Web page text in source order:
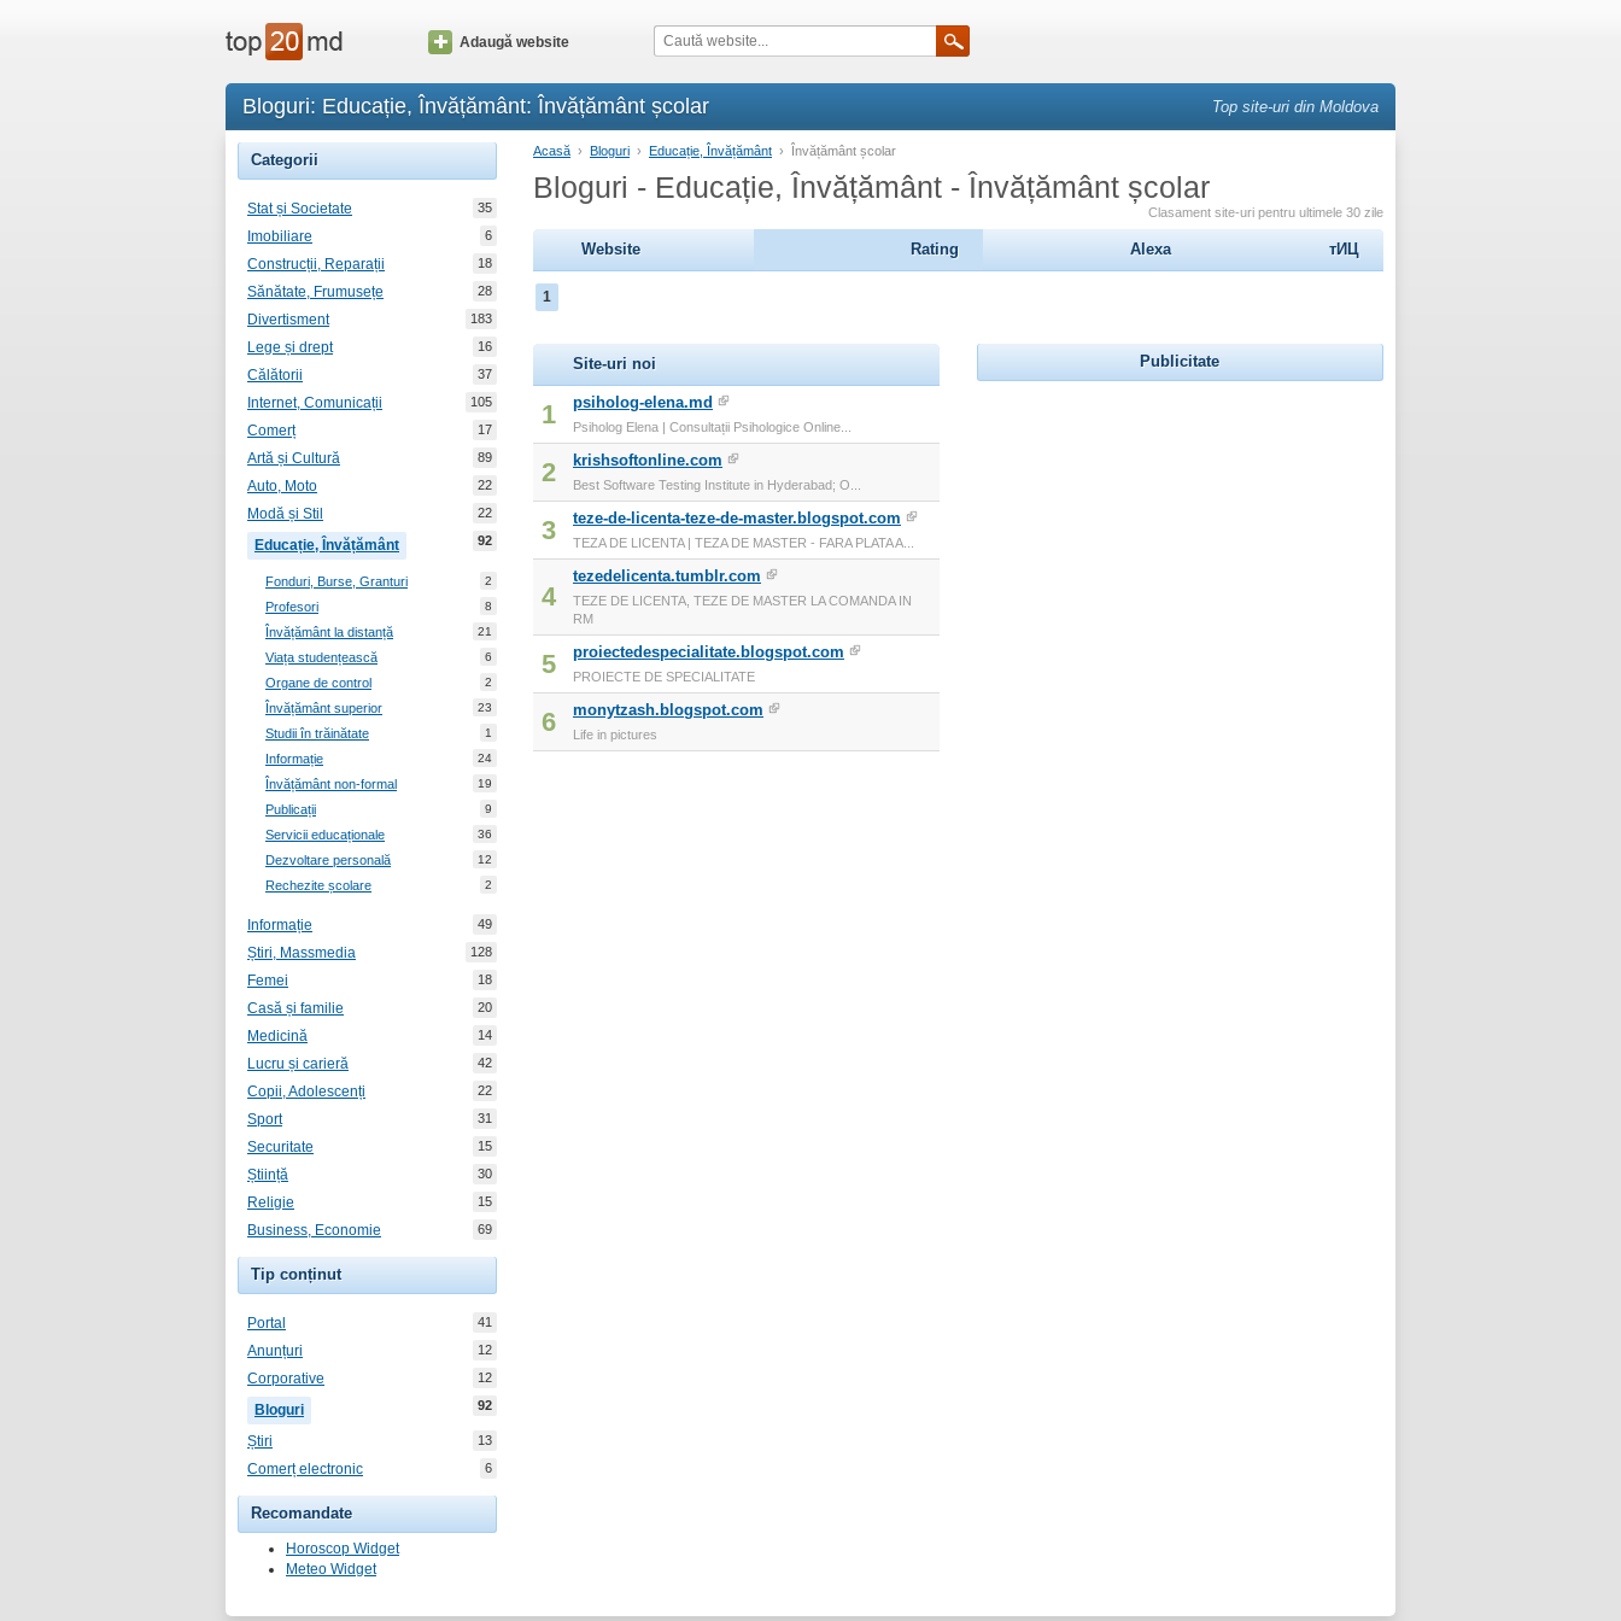
Adaugă website
Bloguri: Educație, Învățământ: Învățământ școlar Top site-uri din Moldova
Categorii
Stat și Societate 35
Imobiliare 6
Construcții, Reparații 18
Sănătate, Frumusețe 28
Divertisment 183
Lege și drept 16
Călătorii 37
Internet, Comunicații 105
Comerț 17
Artă și Cultură 89
Auto, Moto 22
Modă și Stil 22
Educație, Învățământ 92
Fonduri, Burse, Granturi 2
Profesori 8
Învățământ la distanță 21
Viața studențească 6
Organe de control 2
Învățământ superior 23
Studii în trăinătate 1
Informație 24
Învățământ non-formal 19
Publicații 9
Servicii educaționale 36
Dezvoltare personală 12
Rechezite școlare 2
Informație 49
Știri, Massmedia 128
Femei 18
Casă și familie 20
Medicină 14
Lucru și carieră 42
Copii, Adolescenți 22
Sport 31
Securitate 15
Știință 30
Religie 15
Business, Economie 69
Tip conținut
Portal 41
Anunțuri 12
Corporative 12
Bloguri 92
Știri 13
Comerț electronic 6
Recomandate
Horoscop Widget
Meteo Widget
Acasă › Bloguri › Educație, Învățământ › Învățământ școlar
Bloguri - Educație, Învățământ - Învățământ școlar
Clasament site-uri pentru ultimele 30 zile
Website Rating Alexa тИЦ
1
Site-uri noi
1 psiholog-elena.md
Psiholog Elena | Consultații Psihologice Online...
2 krishsoftonline.com
Best Software Testing Institute in Hyderabad; O...
3 teze-de-licenta-teze-de-master.blogspot.com
TEZA DE LICENTA | TEZA DE MASTER - FARA PLATA A...
4
tezedelicenta.tumblr.com
TEZE DE LICENTA, TEZE DE MASTER LA COMANDA IN
RM
5 proiectedespecialitate.blogspot.com
PROIECTE DE SPECIALITATE
6 monytzash.blogspot.com
Life in pictures
Publicitate